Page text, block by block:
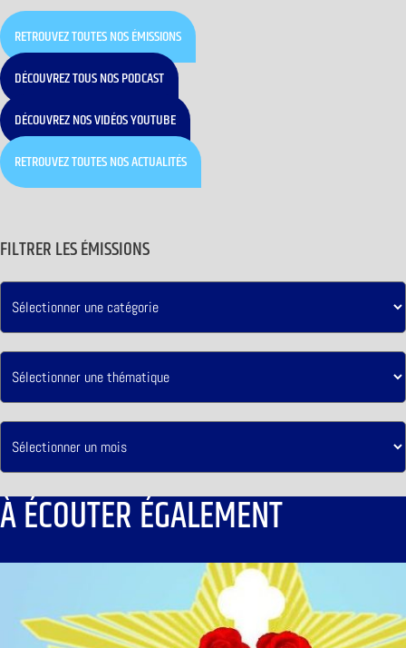
RETROUVEZ TOUTES NOS ÉMISSIONS
DÉCOUVREZ TOUS NOS PODCAST
DÉCOUVREZ NOS VIDÉOS YOUTUBE
RETROUVEZ TOUTES NOS ACTUALITÉS
FILTRER LES ÉMISSIONS
À ÉCOUTER ÉGALEMENT